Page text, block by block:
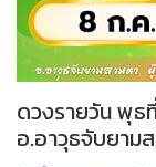
ดวงรายวัน พุธ
อ.อาวุธจับยาม